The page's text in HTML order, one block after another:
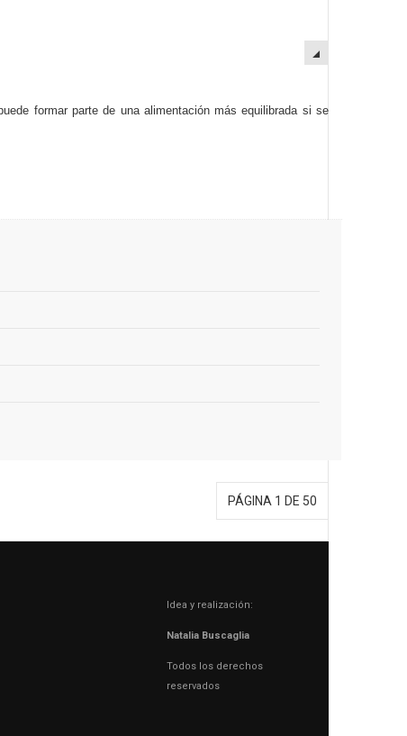
formar parte de una alimentación más equilibrada si se
PÁGINA 1 DE 50
Idea y realización:
Natalia Buscaglia
Todos los derechos
reservados